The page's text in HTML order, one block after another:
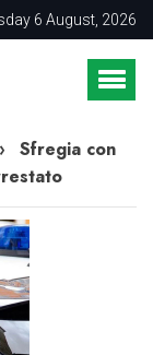
6 August, 2026
›
Sfregia con